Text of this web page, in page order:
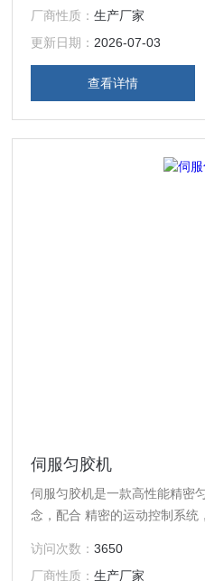
厂商性质：生产厂家
更新日期： 2026-07-03
查看详情
伺服匀胶机
伺服匀胶机是一款高性能精密
念，配合 精密的运动控制系统
所有运行参数如转速、加速度
访问次数：3650
厂商性质：生产厂家